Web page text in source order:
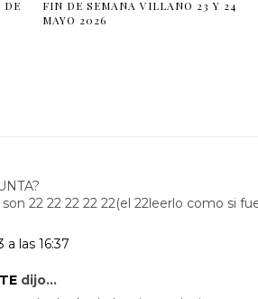
DE
FIN DE SEMANA VILLANO 23 Y 24
MAYO 2026
22 22 22 22 22(el 22leerlo como si
las 16:37
dijo...